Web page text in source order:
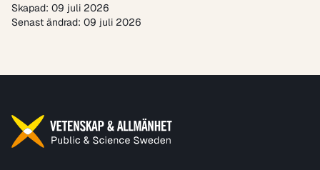
Skapad: 09 juli 2026
Senast ändrad: 09 juli 2026